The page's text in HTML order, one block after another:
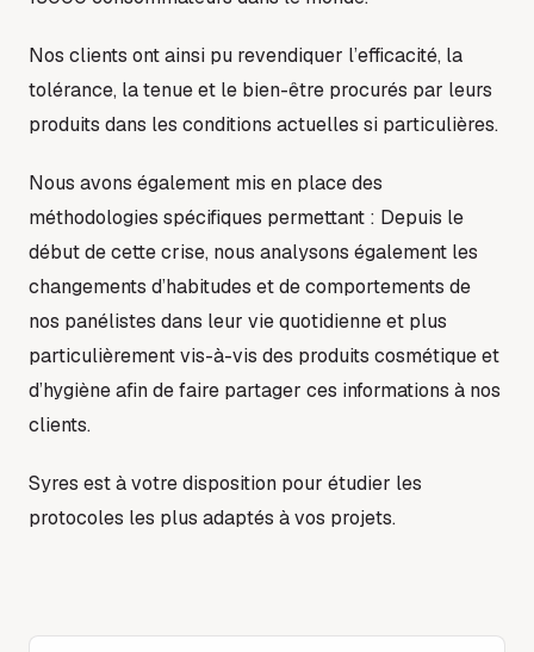
Nos clients ont ainsi pu revendiquer l’efficacité, la
tolérance, la tenue et le bien-être procurés par leurs
produits dans les conditions actuelles si particulières.
Nous avons également mis en place des
méthodologies spécifiques permettant : Depuis le
début de cette crise, nous analysons également les
changements d’habitudes et de comportements de
nos panélistes dans leur vie quotidienne et plus
particulièrement vis-à-vis des produits cosmétique et
d’hygiène afin de faire partager ces informations à nos
clients.
Syres est à votre disposition pour étudier les
protocoles les plus adaptés à vos projets.